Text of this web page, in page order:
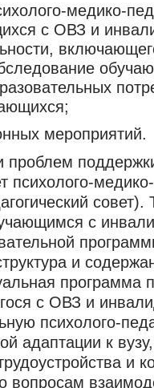
медико-
с ОВЗ и
мероприятий.
медико-
с
и
программа
с ОВЗ и
психолого-
адаптации к
и
вопросам